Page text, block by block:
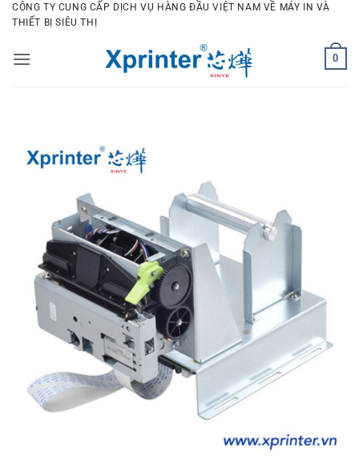
Bỏ
qua
dung
CÔNG TY CUNG CẤP DỊCH VỤ HÀNG ĐẦU VIỆT NAM VỀ MÁY IN VÀ
THIẾT BỊ SIÊU THỊ
0